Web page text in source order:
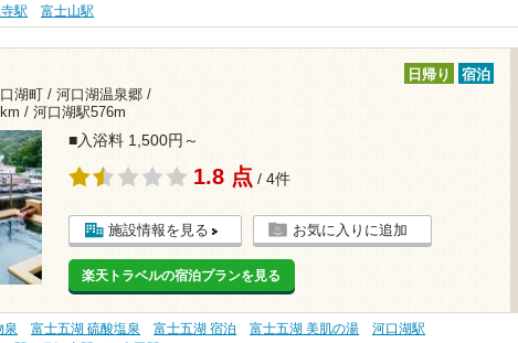
駅 富士山駅
湖町 / 河口湖温泉郷 /
/ 河口湖駅576m
日帰り 宿泊
■入浴料 1,500円～
1.8 点 / 4件
施設情報を見る お気に入りに追加
楽天トラベルの宿泊プランを見る
泉 富士五湖 硫酸塩泉 富士五湖 宿泊 富士五湖 美肌の湯
河口湖駅